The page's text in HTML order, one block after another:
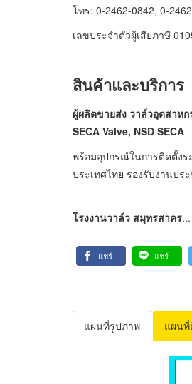
โทร: 0-2462-0842, 0-
เลขประจำตัวผู้เสียภาษี
สินค้าและบริการ
ผู้ผลิตขายส่ง วาล์วอุตสาห
SECA Valve, NSD SECA
พร้อมอุปกรณ์ในการติดตั้ง
ประเทศไทย รองรับงานปร
โรงงานวาล์ว สมุทรสาคร...
แชร์ แชร์
แผนที่รูปภาพ แผน